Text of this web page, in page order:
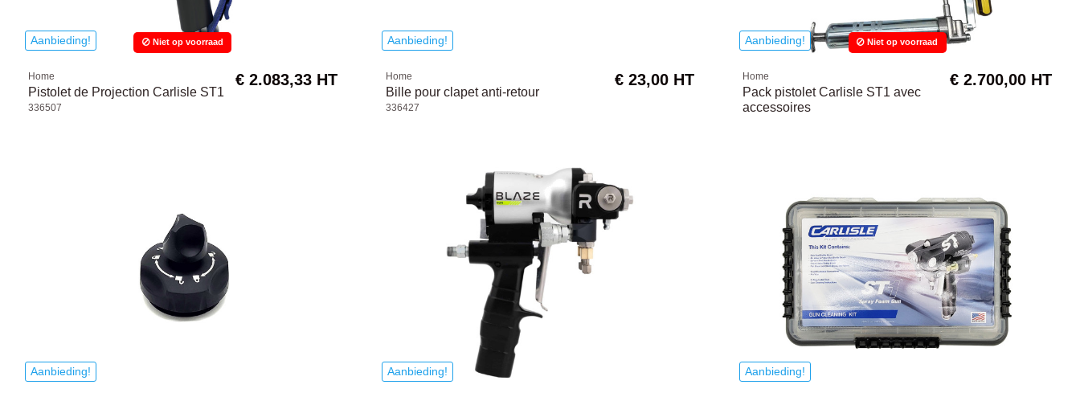
Aanbieding! Niet op voorraad
Home
Pistolet de Projection Carlisle ST1
336507
€ 2.083,33 HT
Aanbieding!
Home
Bille pour clapet anti-retour
336427
€ 23,00 HT
Aanbieding! Niet op voorraad
Home
Pack pistolet Carlisle ST1 avec
accessoires
€ 2.700,00 HT
Aanbieding! Aanbieding! Aanbieding!